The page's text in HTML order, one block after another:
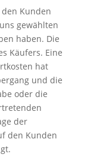
Kunden
gewählten
haben. Die
Käufers. Eine
hat
und die
oder die
der
den Kunden